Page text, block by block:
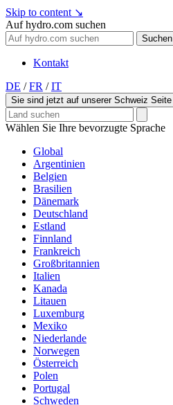
Skip to content ↘
Auf hydro.com suchen
Suchen
Kontakt
DE / FR / IT
Sie sind jetzt auf unserer Schweiz Seite
Wählen Sie Ihre bevorzugte Sprache
Global
Argentinien
Belgien
Brasilien
Dänemark
Deutschland
Estland
Finnland
Frankreich
Großbritannien
Italien
Kanada
Litauen
Luxemburg
Mexiko
Niederlande
Norwegen
Österreich
Polen
Portugal
Schweden